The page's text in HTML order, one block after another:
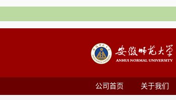
公司首页 关于我们